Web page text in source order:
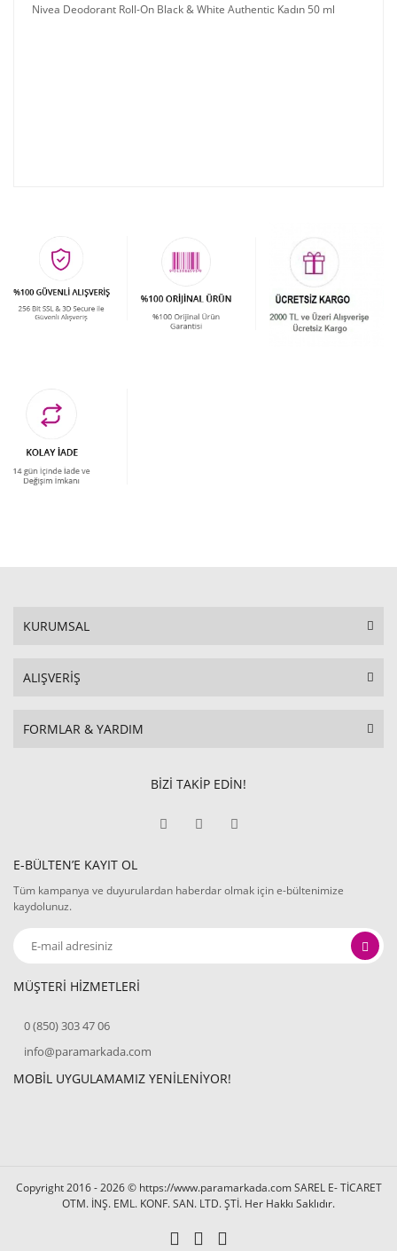
Nivea Deodorant Roll-On Black & White Authentic Kadın 50 ml
KURUMSAL
ALIŞVERİŞ
FORMLAR & YARDIM
BİZİ TAKİP EDİN!
E-BÜLTEN’E KAYIT OL
Tüm kampanya ve duyurulardan haberdar olmak için e-bültenimize
kaydolunuz.
MÜŞTERİ HİZMETLERİ
0 (850) 303 47 06
info@paramarkada.com
MOBİL UYGULAMAMIZ YENİLENİYOR!
Copyright 2016 - 2026 © https://www.paramarkada.com SAREL E- TİCARET
OTM. İNŞ. EML. KONF. SAN. LTD. ŞTİ. Her Hakkı Saklıdır.